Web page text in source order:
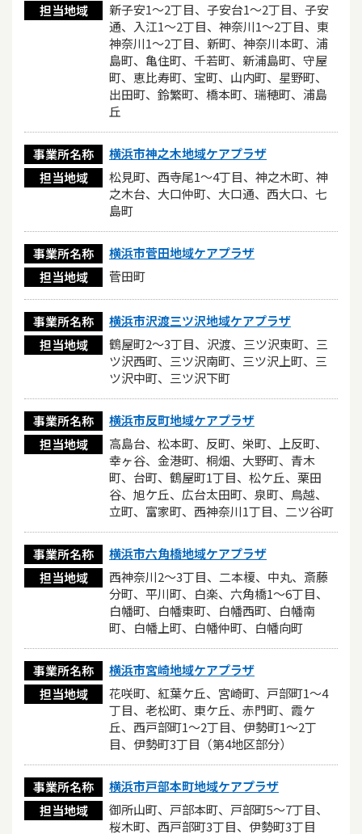
担当地域
新子安1～2丁目、子安台1～2丁目、子安
通、入江1～2丁目、神奈川1～2丁目、東
神奈川1～2丁目、新町、神奈川本町、浦
島町、亀住町、千若町、新浦島町、守屋
町、恵比寿町、宝町、山内町、星野町、
出田町、鈴繁町、橋本町、瑞穂町、浦島
丘
事業所名称
横浜市神之木地域ケアプラザ
担当地域
松見町、西寺尾1〜4丁目、神之木町、神
之木台、大口仲町、大口通、西大口、七
島町
事業所名称
横浜市菅田地域ケアプラザ
担当地域
菅田町
事業所名称
横浜市沢渡三ツ沢地域ケアプラザ
担当地域
鶴屋町2～3丁目、沢渡、三ツ沢東町、三
ツ沢西町、三ツ沢南町、三ツ沢上町、三
ツ沢中町、三ツ沢下町
事業所名称
横浜市反町地域ケアプラザ
担当地域
高島台、松本町、反町、栄町、上反町、
幸ヶ谷、金港町、桐畑、大野町、青木
町、台町、鶴屋町1丁目、松ケ丘、栗田
谷、旭ケ丘、広台太田町、泉町、鳥越、
立町、富家町、西神奈川1丁目、二ツ谷町
事業所名称
横浜市六角橋地域ケアプラザ
担当地域
西神奈川2～3丁目、二本榎、中丸、斎藤
分町、平川町、白楽、六角橋1～6丁目、
白幡町、白幡東町、白幡西町、白幡南
町、白幡上町、白幡仲町、白幡向町
事業所名称
横浜市宮崎地域ケアプラザ
担当地域
花咲町、紅葉ケ丘、宮崎町、戸部町1～4
丁目、老松町、東ケ丘、赤門町、霞ケ
丘、西戸部町1～2丁目、伊勢町1～2丁
目、伊勢町3丁目（第4地区部分）
事業所名称
横浜市戸部本町地域ケアプラザ
担当地域
御所山町、戸部本町、戸部町5～7丁目、
桜木町、西戸部町3丁目、伊勢町3丁目